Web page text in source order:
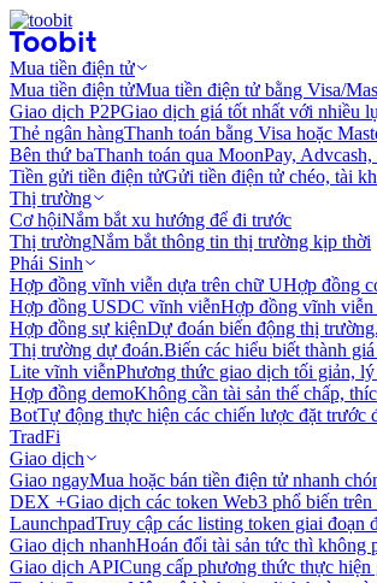
Mua tiền điện tử
Mua tiền điện tửMua tiền điện tử bằng Visa/
Giao dịch P2PGiao dịch giá tốt nhất với nhiều
Thẻ ngân hàngThanh toán bằng Visa hoặc
Bên thứ baThanh toán qua MoonPay,
Tiền gửi tiền điện tửGửi tiền điện tử chéo, tài
Thị trường
Cơ hộiNắm bắt xu hướng để đi trước
Thị trườngNắm bắt thông tin thị trường kịp thời
Phái Sinh
Hợp đồng vĩnh viễn dựa trên chữ UHợp đồng
Hợp đồng USDC vĩnh viễnHợp đồng vĩnh
Hợp đồng sự kiệnDự đoán biến động thị
Thị trường dự đoán.Biến các hiểu biết thành
Lite vĩnh viễnPhương thức giao dịch tối giản,
Hợp đồng demoKhông cần tài sản thế chấp,
BotTự động thực hiện các chiến lược đặt trước
TradFi
Giao dịch
Giao ngayMua hoặc bán tiền điện tử nhanh
DEX +Giao dịch các token Web3 phổ biến
LaunchpadTruy cập các listing token giai đoạn
Giao dịch nhanhHoán đổi tài sản tức thì không
Giao dịch APICung cấp phương thức thực